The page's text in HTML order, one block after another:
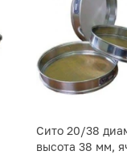
Сито 20/38
высота 38 мм,